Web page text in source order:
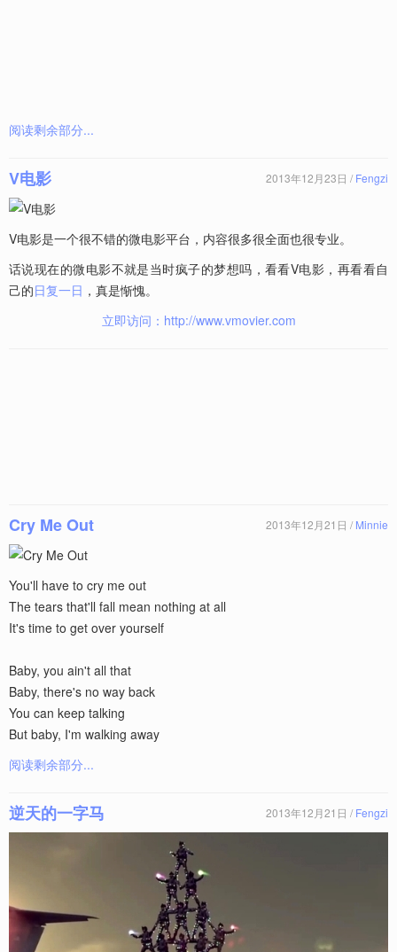
阅读剩余部分...
V电影 2013年12月23日 / Fengzi
V电影是一个很不错的微电影平台，内容很多很全面也很专业。
话说现在的微电影不就是当时疯子的梦想吗，看看V电影，再看看自
己的日复一日 ，真是惭愧。
立即访问：http://www.vmovier.com
Cry Me Out 2013年12月21日 / Minnie
You'll have to cry me out
The tears that'll fall mean nothing at all
It's time to get over yourself
Baby, you ain't all that
Baby, there's no way back
You can keep talking
But baby, I'm walking away
阅读剩余部分...
逆天的一字马 2013年12月21日 / Fengzi